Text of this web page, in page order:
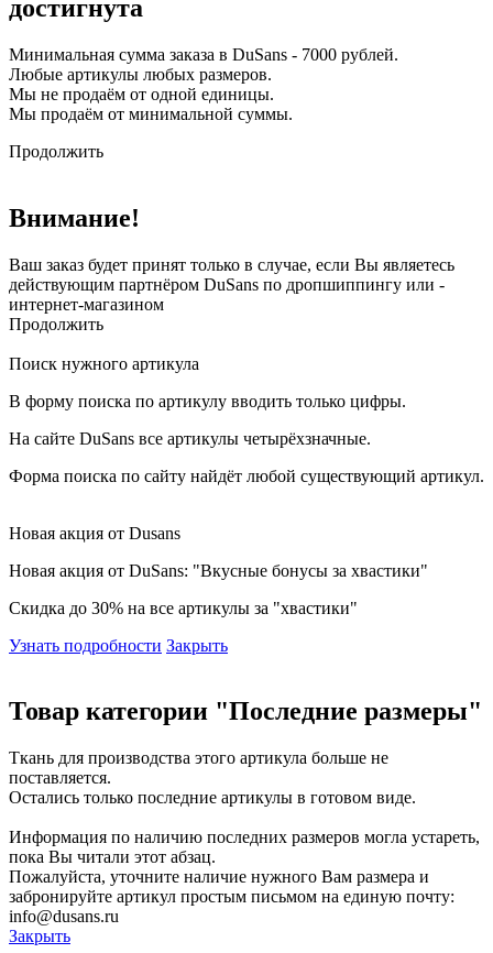
достигнута
Минимальная сумма заказа в DuSans - 7000 рублей.
Любые артикулы любых размеров.
Мы не продаём от одной единицы.
Мы продаём от минимальной суммы.
Продолжить
Внимание!
Ваш заказ будет принят только в случае, если Вы являетесь
действующим партнёром DuSans по дропшиппингу или -
интернет-магазином
Продолжить
Поиск нужного артикула
В форму поиска по артикулу вводить только цифры.
На сайте DuSans все артикулы четырёхзначные.
Форма поиска по сайту найдёт любой существующий артикул.
Новая акция от Dusans
Новая акция от DuSans: "Вкусные бонусы за хвастики"
Скидка до 30% на все артикулы за "хвастики"
Узнать подробности Закрыть
Товар категории "Последние размеры"
Ткань для производства этого артикула больше не
поставляется.
Остались только последние артикулы в готовом виде.
Информация по наличию последних размеров могла устареть,
пока Вы читали этот абзац.
Пожалуйста, уточните наличие нужного Вам размера и
забронируйте артикул простым письмом на единую почту:
info@dusans.ru
Закрыть